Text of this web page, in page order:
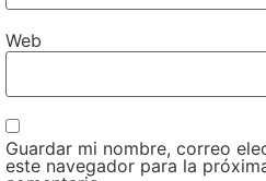
Web
Guardar mi nombre, correo
este navegador para la